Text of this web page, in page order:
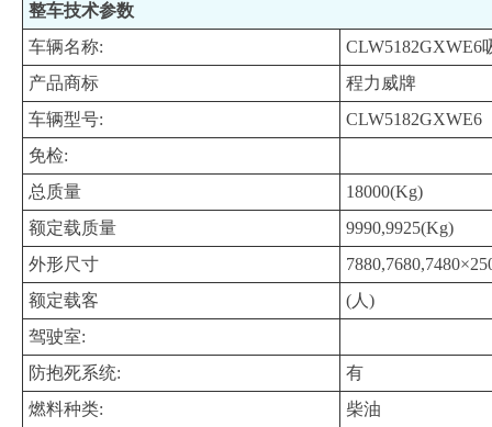
整车技术参数
车辆名称:
CLW5182GXWE6
产品商标
程力威牌
车辆型号:
CLW5182GXWE6
免检:
总质量
18000(Kg)
额定载质量
9990,9925(Kg)
外形尺寸
额定载客
(人)
驾驶室:
防抱死系统:
有
燃料种类:
柴油